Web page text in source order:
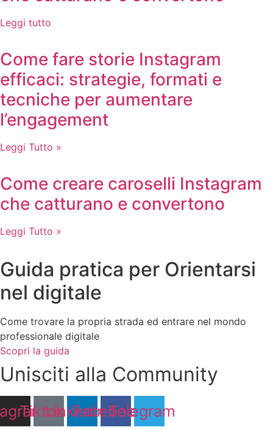
Leggi tutto
Come fare storie Instagram
efficaci: strategie, formati e
tecniche per aumentare
l’engagement
Leggi Tutto »
Come creare caroselli Instagram
che catturano e convertono
Leggi Tutto »
Guida pratica per Orientarsi
nel digitale
Come trovare la propria strada ed entrare nel mondo
professionale digitale
Scopri la guida
Unisciti alla Community
TiktokLinkedin
Facebook
Telegram